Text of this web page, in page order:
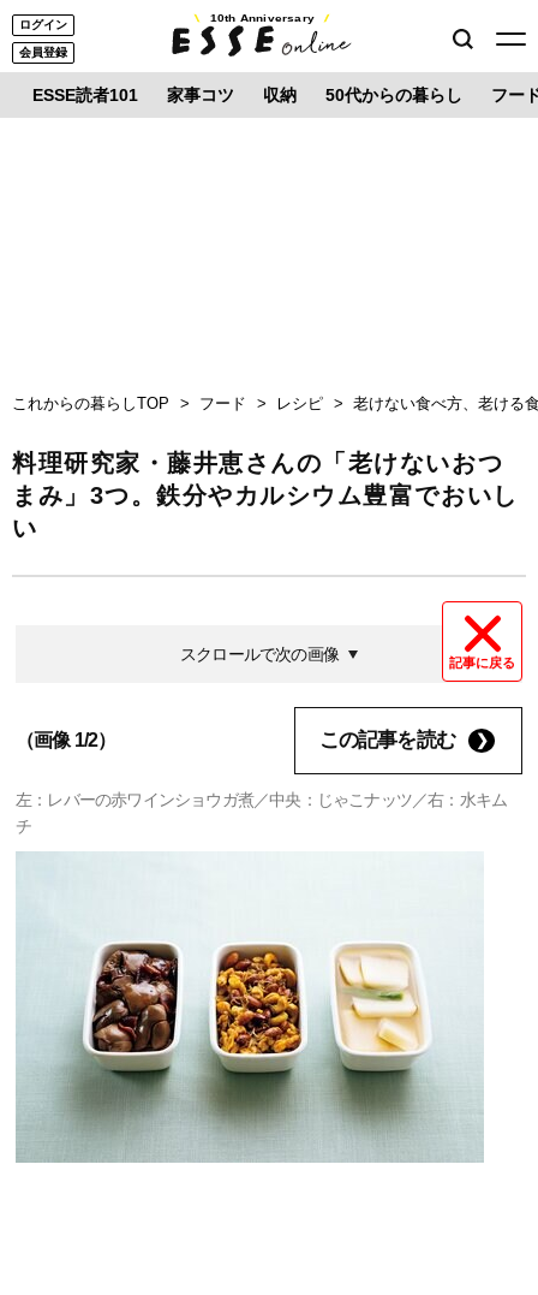
ログイン
会員登録
10th Anniversary
ESSE読者101 家事コツ 収納 50代からの暮らし フー
これからの暮らしTOP フード レシピ 老けない食べ方、老ける
料理研究家・藤井恵さんの「老けないおつ
まみ」3つ。鉄分やカルシウム豊富でおいし
い
記事に戻る
スクロールで次の画像
（画像 1/2） この記事を読む
左：レバーの赤ワインショウガ煮／中央：じゃこナッツ／右：水キム
チ